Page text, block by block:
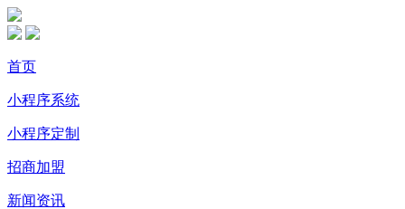
首页
小程序系统
小程序定制
招商加盟
新闻资讯